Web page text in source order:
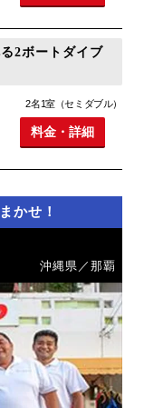
2ボートダイブ
2名1室（セミダブル）
料金・詳細
かせ！
沖縄県／那覇